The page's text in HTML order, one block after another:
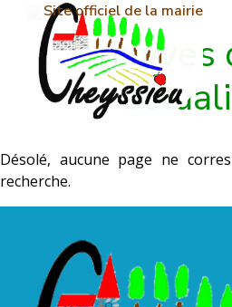
Site officiel de la mairie
Archives
Désolé, aucune page ne
recherche.